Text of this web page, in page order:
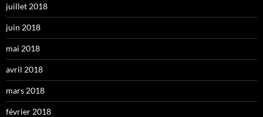
juillet 2018
juin 2018
mai 2018
avril 2018
mars 2018
février 2018